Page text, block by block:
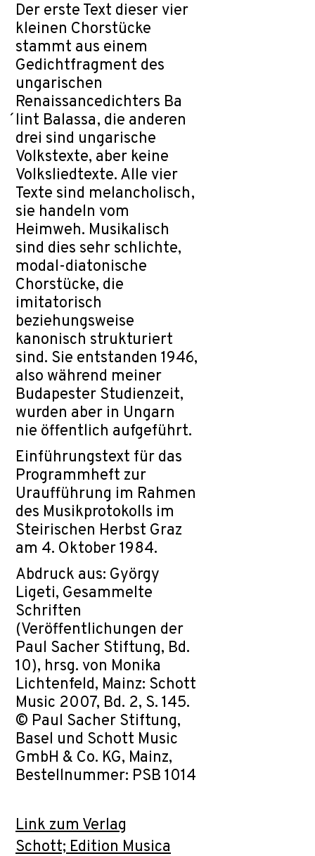
Der erste Text dieser vier
kleinen Chorstücke
stammt aus einem
Gedichtfragment des
ungarischen
Renaissancedichters Ba
´lint Balassa, die anderen
drei sind ungarische
Volkstexte, aber keine
Volksliedtexte. Alle vier
Texte sind melancholisch,
sie handeln vom
Heimweh. Musikalisch
sind dies sehr schlichte,
modal-diatonische
Chorstücke, die
imitatorisch
beziehungsweise
kanonisch strukturiert
sind. Sie entstanden 1946,
also während meiner
Budapester Studienzeit,
wurden aber in Ungarn
nie öffentlich aufgeführt.
Einführungstext für das
Programmheft zur
Uraufführung im Rahmen
des Musikprotokolls im
Steirischen Herbst Graz
am 4. Oktober 1984.
Abdruck aus: György
Ligeti, Gesammelte
Schriften
(Veröffentlichungen der
Paul Sacher Stiftung, Bd.
10), hrsg. von Monika
Lichtenfeld, Mainz: Schott
Music 2007, Bd. 2, S. 145.
© Paul Sacher Stiftung,
Basel und Schott Music
GmbH & Co. KG, Mainz,
Bestellnummer: PSB 1014
Link zum Verlag
Schott; Edition Musica